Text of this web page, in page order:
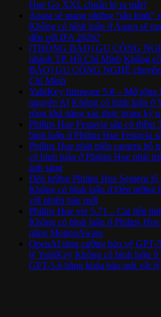
Hue Go XXL chuẩn bị ra mắt?
Aqara sẽ mang những “tân binh”
Không có bình luận ở Aqara sẽ
đến với IFA 2026?
[THÔNG BÁO] GU CÔNG
nhánh TP. Hồ Chí Minh Không
BÁO] GU CÔNG NGHỆ chuyển
Chí Minh
YubiKey firmware 5.8 – Mở rộng
nguyên AI Không có bình luận ở
rộng khả năng xác thực trong kỷ
Philips Hue Festavia sắp có thêm
bình luận ở Philips Hue Festavia
Philips Hue phát triển camera hỗ
có bình luận ở Philips Hue phát
ánh sáng
Đèn tường Philips Hue Semeru lộ
Không có bình luận ở Đèn tường
với phiên bản mới
Philips Hue ver 5.71 – Cải tiến
Không có bình luận ở Philips
năng MotionAware
OpenAI tăng cường bảo vệ GPT-
lý YubiKey Không có bình luận ở
GPT-5.6 bằng khóa bảo mật vật